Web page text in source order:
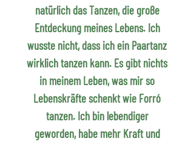
natürlich das Tanzen, die große
Entdeckung meines Lebens. Ich
wusste nicht, dass ich ein Paartanz
wirklich tanzen kann. Es gibt nichts
in meinem Leben, was mir so
Lebenskräfte schenkt wie Forró
tanzen. Ich bin lebendiger
geworden, habe mehr Kraft und